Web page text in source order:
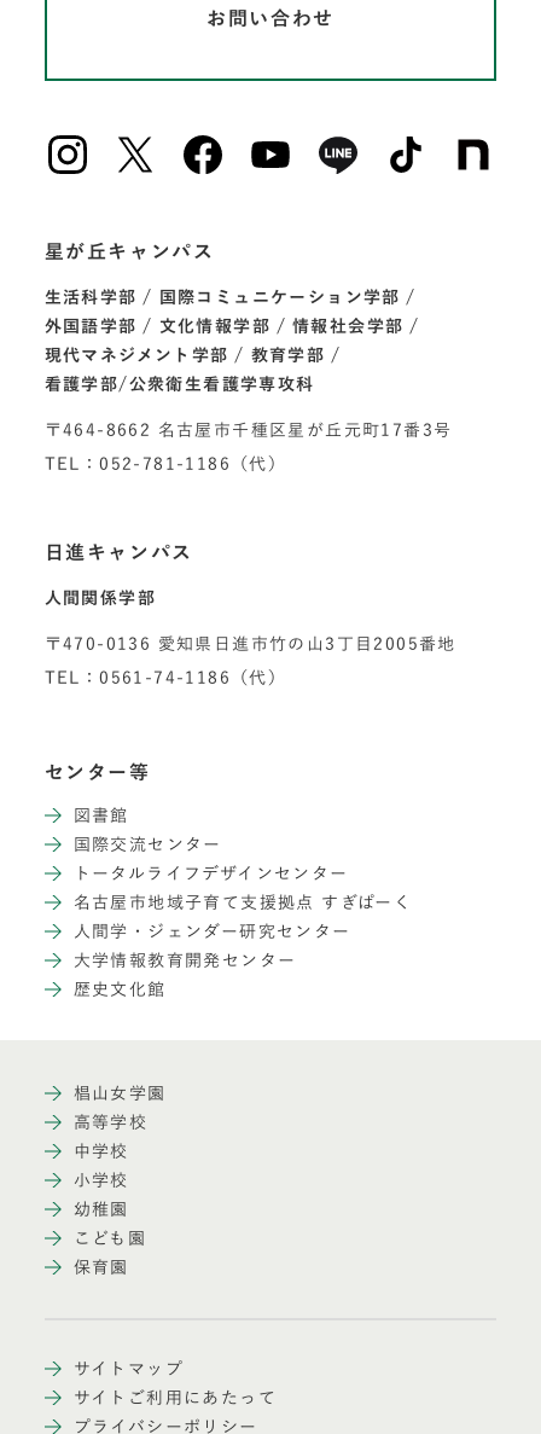
お問い合わせ
星が丘キャンパス
生活科学部
国際コミュニケーション学部
外国語学部
文化情報学部
情報社会学部
現代マネジメント学部
教育学部
看護学部/公衆衛生看護学専攻科
〒464-8662 名古屋市千種区星が丘元町17番3号
TEL：052-781-1186（代）
日進キャンパス
人間関係学部
〒470-0136 愛知県日進市竹の山3丁目2005番地
TEL：0561-74-1186（代）
センター等
図書館
国際交流センター
トータルライフデザインセンター
名古屋市地域子育て支援拠点 すぎぱーく
人間学・ジェンダー研究センター
大学情報教育開発センター
歴史文化館
椙山女学園
高等学校
中学校
小学校
幼稚園
こども園
保育園
サイトマップ
サイトご利用にあたって
プライバシーポリシー